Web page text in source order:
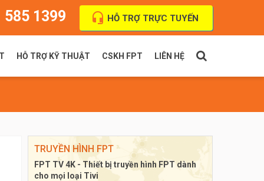
585 1399 HỖ TRỢ TRỰC TUYẾN
HỖ TRỢ KỸ THUẬT CSKH FPT LIÊN HỆ
TRUYỀN HÌNH FPT
FPT TV 4K - Thiết bị truyền hình FPT dành
cho mọi loại Tivi